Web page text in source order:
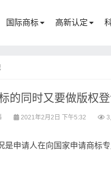
国际商标 高新认定
的同时又要做版权
2021年2月2日 下午5:32
是申请人在向国家申请商标